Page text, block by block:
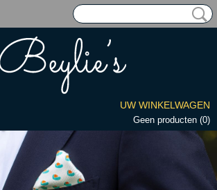
UW WINKELWAGEN
Geen producten (0)